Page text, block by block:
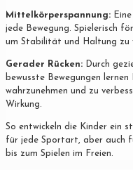
Mittelkörperspannung:
jede Bewegung. Spielerisch
um Stabilität und Haltung zu
Gerader Rücken: Durch
bewusste Bewegungen
wahrzunehmen und zu
Wirkung.
So entwickeln die Kinder ein
für jede Sportart, aber auch
bis zum Spielen im Freien.